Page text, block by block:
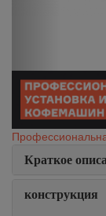
Краткое
конструкция